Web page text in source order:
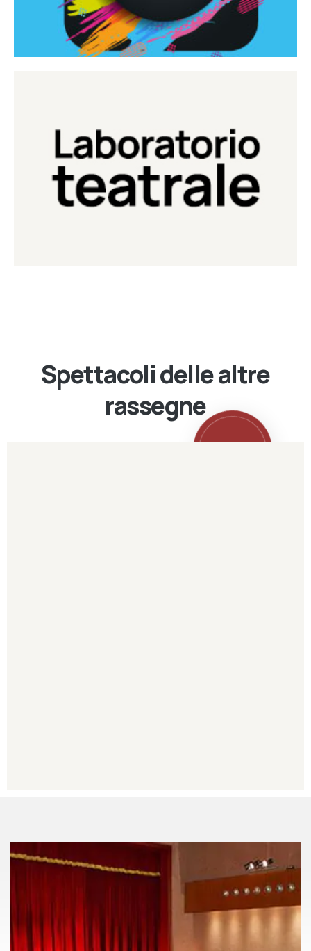
Laboratorio Teatrale
Laboratorio di teatro del Teatro Eduardo de Filippo
Continua
Spettacoli delle altre
rassegne